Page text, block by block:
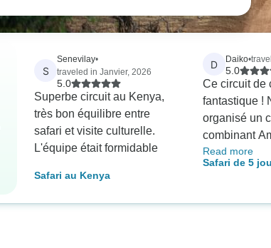
S
Senevilay•
traveled in Janvier, 2026
5.0
Superbe circuit au Kenya,
très bon équilibre entre
safari et visite culturelle.
L'équipe était formidable
Safari au Kenya
D Daiko•
5.0
Ce circuit de
fantastique !
organisé un
combinant
Ouest et
Bencia
toutes nos
Read more
Safari de 5